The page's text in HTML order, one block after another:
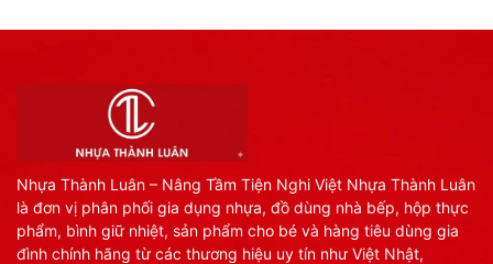
Nhựa Thành Luân – Nâng Tầm Tiện Nghi Việt Nhựa Thành Luân
là đơn vị phân phối gia dụng nhựa, đồ dùng nhà bếp, hộp thực
phẩm, bình giữ nhiệt, sản phẩm cho bé và hàng tiêu dùng gia
đình chính hãng từ các thương hiệu uy tín như Việt Nhật,